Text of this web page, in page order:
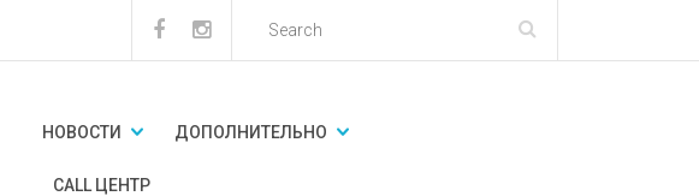
НОВОСТИ ДОПОЛНИТЕЛЬНО
CALL ЦЕНТР